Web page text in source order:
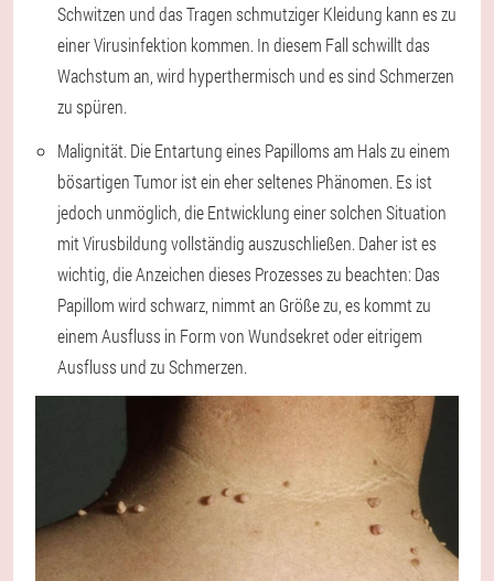
Schwitzen und das Tragen schmutziger Kleidung kann es zu
einer Virusinfektion kommen. In diesem Fall schwillt das
Wachstum an, wird hyperthermisch und es sind Schmerzen
zu spüren.
Malignität. Die Entartung eines Papilloms am Hals zu einem
bösartigen Tumor ist ein eher seltenes Phänomen. Es ist
jedoch unmöglich, die Entwicklung einer solchen Situation
mit Virusbildung vollständig auszuschließen. Daher ist es
wichtig, die Anzeichen dieses Prozesses zu beachten: Das
Papillom wird schwarz, nimmt an Größe zu, es kommt zu
einem Ausfluss in Form von Wundsekret oder eitrigem
Ausfluss und zu Schmerzen.